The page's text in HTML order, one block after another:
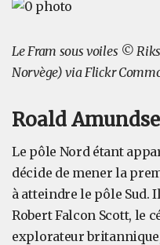
Le Fram sous voiles ©
Norvège) via Flickr
Roald
Le pôle Nord étant
décide de mener la
à atteindre le pôle Sud.
Robert Falcon Scott, le
explorateur